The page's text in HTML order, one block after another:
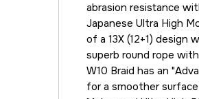
0,205 mm
499 kr
0,235 mm
499 kr
0,26 mm
abrasion resistance
Japanese Ultra High
of a 13X (12+1)
superb round rope
W10 Braid has an
for a smoother